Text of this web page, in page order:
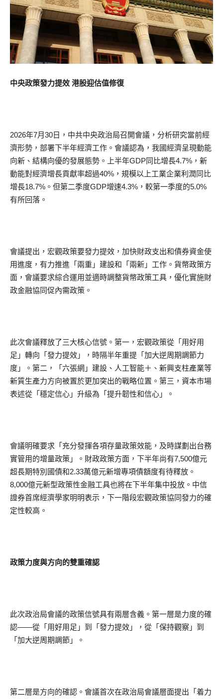
中央政策發力提效 港股迎估值修復
2026年7月30日，中共中央政治局召開會議，分析研究當前經
濟形勢，部署下半年經濟工作。會議認為，我國經濟呈現動能
向新、結構向優的發展態勢。上半年GDP同比增長4.7%，新
動能對經濟增長貢獻率超過40%，規模以上工業企業利潤同比
增長18.7%。但第二季度GDP增速4.3%，較第一季度的5.0%
有所回落。
會議提出，宏觀政策要發力提效，加快財政支出和債券資金使
用進度，有力推進「兩重」建設和「兩新」工作。貨幣政策方
面，會議要求綜合運用並適時調整貨幣政策工具，優化實施財
政金融協同促內需政策。
此次會議釋放了三大核心信號。第一，宏觀政策從「用好用
足」轉向「發力提效」，時隔半年重提「加大逆周期調節力
度」。第二，「六張網」建設、人工智能＋、新興支柱產業等
新質生產力方向被置於更加突出的戰略位置。第三，資本市場
表述從「穩定信心」升級為「提升韌性和信心」。
會議明確要求「充分發揮各項存量政策效能，及時謀劃出台務
實管用的增量政策」。財政政策方面，下半年尚有7,500億元
超長期特別國債和2.33萬億元新增專項債額度有待釋放。
8,000億元新型政策性金融工具也將在下半年集中投放。中信
證券首席經濟學家明明表示，下一階段宏觀政策協同發力的確
定性較高。
政策力度與方向的雙重確認
此次政治局會議的政策信號具有兩層含義。第一層是力度的確
認——從「用好用足」到「發力提效」，從「保持觀察」到
「加大逆周期調節」。
第二層是方向的確認。會議首次在政治局會議層面提出「着力